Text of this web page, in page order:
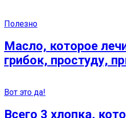
Полезно
Масло, которое
грибок, простуду,
Вот это да!
Всего 3 хлопка,